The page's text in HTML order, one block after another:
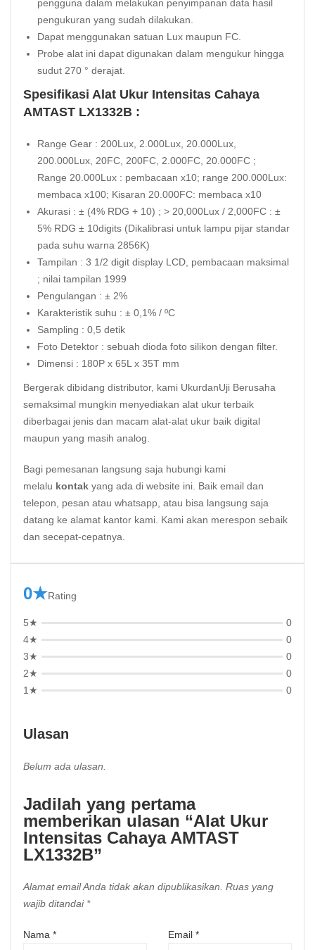
pengguna dalam melakukan penyimpanan data hasil
pengukuran yang sudah dilakukan.
Dapat menggunakan satuan Lux maupun FC.
Probe alat ini dapat digunakan dalam mengukur hingga
sudut 270 ° derajat.
Spesifikasi Alat Ukur Intensitas Cahaya
AMTAST LX1332B :
Range Gear : 200Lux, 2.000Lux, 20.000Lux,
200.000Lux, 20FC, 200FC, 2.000FC, 20.000FC ;
Range 20.000Lux : pembacaan x10; range 200.000Lux:
membaca x100; Kisaran 20.000FC: membaca x10
Akurasi : ± (4% RDG + 10) ; > 20,000Lux / 2,000FC : ±
5% RDG ± 10digits (Dikalibrasi untuk lampu pijar standar
pada suhu warna 2856K)
Tampilan : 3 1/2 digit display LCD, pembacaan maksimal
; nilai tampilan 1999
Pengulangan : ± 2%
Karakteristik suhu : ± 0,1% / ºC
Sampling : 0,5 detik
Foto Detektor : sebuah dioda foto silikon dengan filter.
Dimensi : 180P x 65L x 35T mm
Bergerak dibidang distributor, kami UkurdanUji Berusaha
semaksimal mungkin menyediakan alat ukur terbaik
diberbagai jenis dan macam alat-alat ukur baik digital
maupun yang masih analog.
Bagi pemesanan langsung saja hubungi kami
melalu kontak yang ada di website ini. Baik email dan
telepon, pesan atau whatsapp, atau bisa langsung saja
datang ke alamat kantor kami. Kami akan merespon sebaik
dan secepat-cepatnya.
0★Rating
5★
0
4★
0
3★
0
2★
0
1★
0
Ulasan
Belum ada ulasan.
Jadilah yang pertama
memberikan ulasan “Alat Ukur
Intensitas Cahaya AMTAST
LX1332B”
Alamat email Anda tidak akan dipublikasikan. Ruas yang
wajib ditandai *
Nama * Email *